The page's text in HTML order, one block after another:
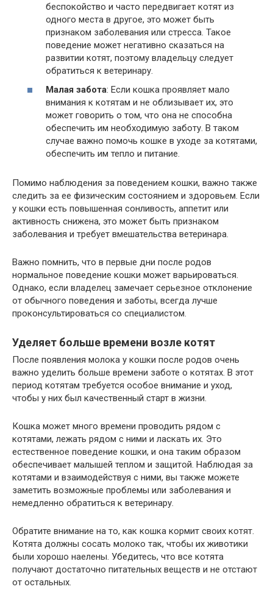
беспокойство и часто передвигает котят из
одного места в другое, это может быть
признаком заболевания или стресса. Такое
поведение может негативно сказаться на
развитии котят, поэтому владельцу следует
обратиться к ветеринару.
Малая забота: Если кошка проявляет мало
внимания к котятам и не облизывает их, это
может говорить о том, что она не способна
обеспечить им необходимую заботу. В таком
случае важно помочь кошке в уходе за котятами,
обеспечить им тепло и питание.
Помимо наблюдения за поведением кошки, важно также
следить за ее физическим состоянием и здоровьем. Если
у кошки есть повышенная сонливость, аппетит или
активность снижена, это может быть признаком
заболевания и требует вмешательства ветеринара.
Важно помнить, что в первые дни после родов
нормальное поведение кошки может варьироваться.
Однако, если владелец замечает серьезное отклонение
от обычного поведения и заботы, всегда лучше
проконсультироваться со специалистом.
Уделяет больше времени возле котят
После появления молока у кошки после родов очень
важно уделить больше времени заботе о котятах. В этот
период котятам требуется особое внимание и уход,
чтобы у них был качественный старт в жизни.
Кошка может много времени проводить рядом с
котятами, лежать рядом с ними и ласкать их. Это
естественное поведение кошки, и она таким образом
обеспечивает малышей теплом и защитой. Наблюдая за
котятами и взаимодействуя с ними, вы также можете
заметить возможные проблемы или заболевания и
немедленно обратиться к ветеринару.
Обратите внимание на то, как кошка кормит своих котят.
Котята должны сосать молоко так, чтобы их животики
были хорошо наелены. Убедитесь, что все котята
получают достаточно питательных веществ и не отстают
от остальных.